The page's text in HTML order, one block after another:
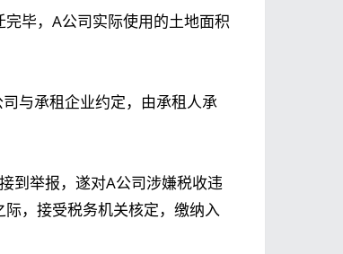
毕，A公司实际使用的土地面积
与承租企业约定，由承租人承
到举报，遂对A公司涉嫌税收违
，接受税务机关核定，缴纳入